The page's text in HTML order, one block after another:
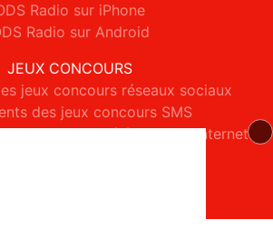
Radio sur iPhone
Radio sur Android
JEUX CONCOURS
jeux concours réseaux sociaux
des jeux concours SMS
jeux concours téléphone et internet